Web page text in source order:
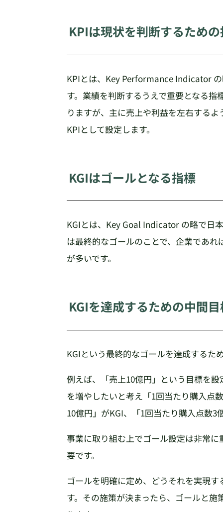
KPIは現状を判断するため
KPIとは、Key Performance Indicator
す。業績を判断するうえで重要となる
りますが、主に売上や利益を左右する
KPIとして設定します。
KGIはゴールとなる指標
KGIとは、Key Goal Indicator の略で日
は最終的なゴールのことで、企業であ
が多いです。
KGIを達成するための中間
KGIという最終的なゴールを達成するた
例えば、「売上10億円」という目標を
を増やしたいと考え「1回当たり購入点
10億円」がKGI、「1回当たり購入点数3
事業に取り組む上でゴール設定は非常
要です。
ゴールを明確に定め、どうそれを実現
す。その施策が決まったら、ゴールと